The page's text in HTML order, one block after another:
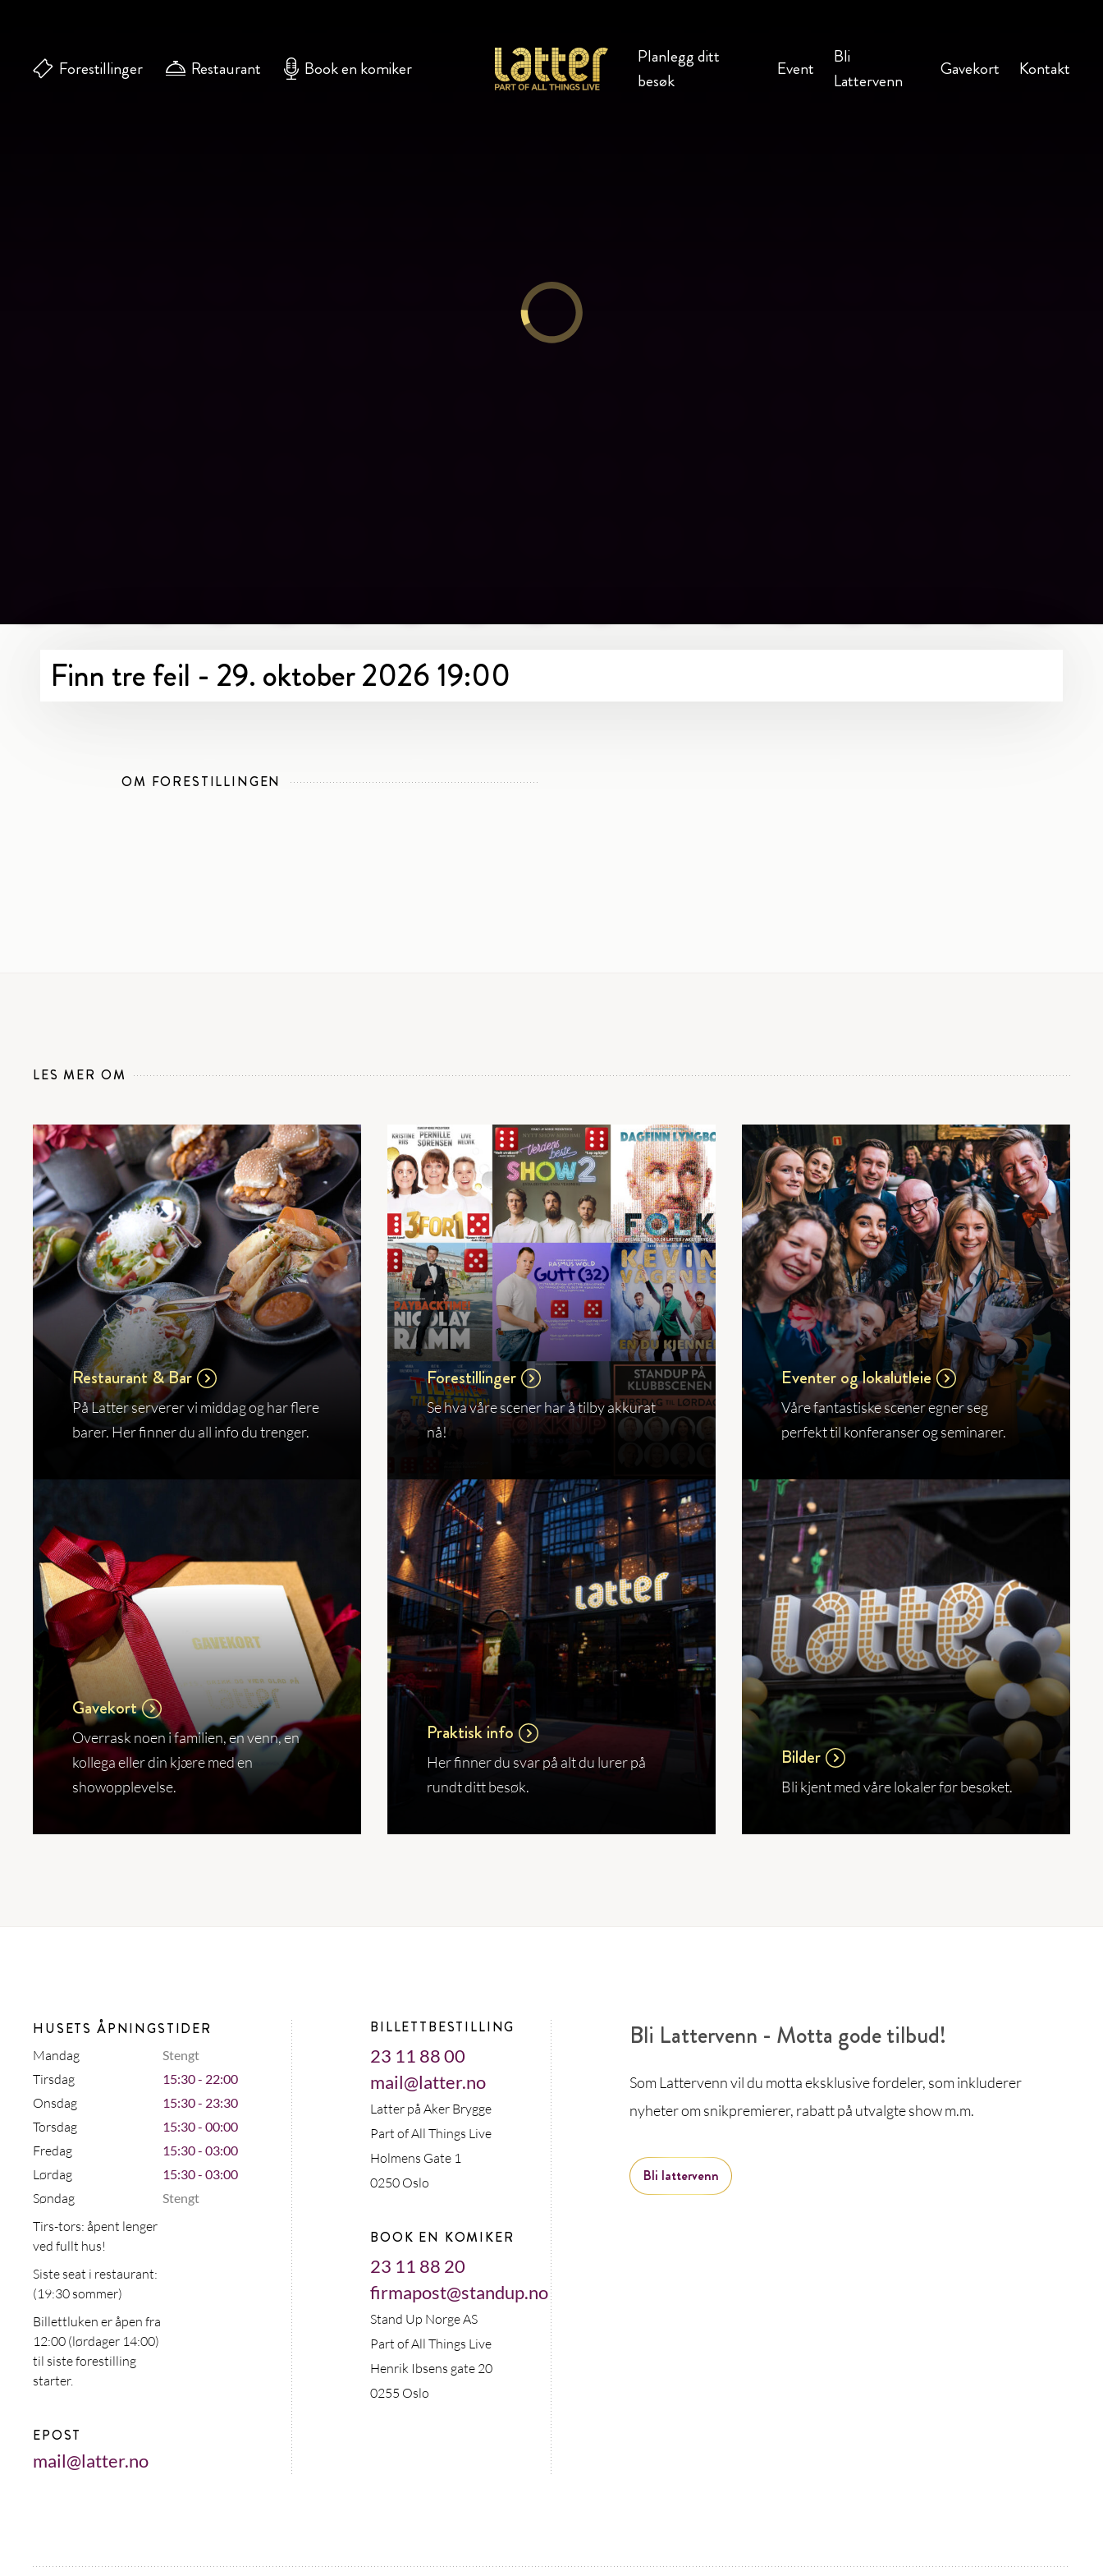
Forestillinger Restaurant Book en komiker
Planlegg ditt
besøk
Event
Bli
Lattervenn
Gavekort Kontakt
Finn tre feil - 29. oktober 2026 19:00
OM FORESTILLINGEN
LES MER OM
Restaurant & Bar
På Latter serverer vi middag og har flere
barer. Her finner du all info du trenger.
Forestillinger
Se hva våre scener har å tilby akkurat
nå!
Eventer og lokalutleie
Våre fantastiske scener egner seg
perfekt til konferanser og seminarer.
Gavekort
Overrask noen i familien, en venn, en
kollega eller din kjære med en
showopplevelse.
Praktisk info
Her finner du svar på alt du lurer på
rundt ditt besøk.
Bilder
Bli kjent med våre lokaler før besøket.
HUSETS ÅPNINGSTIDER
Mandag Stengt
Tirsdag 15:30 - 22:00
Onsdag 15:30 - 23:30
Torsdag 15:30 - 00:00
Fredag 15:30 - 03:00
Lørdag 15:30 - 03:00
Søndag Stengt
Tirs-tors: åpent lenger
ved fullt hus!
Siste seat i restaurant:
(19:30 sommer)
Billettluken er åpen fra
12:00 (lørdager 14:00)
til siste forestilling
starter.
EPOST
mail@latter.no
BILLETTBESTILLING
23 11 88 00
mail@latter.no
Latter på Aker Brygge
Part of All Things Live
Holmens Gate 1
0250 Oslo
BOOK EN KOMIKER
23 11 88 20
firmapost@standup.no
Stand Up Norge AS
Part of All Things Live
Henrik Ibsens gate 20
0255 Oslo
Bli Lattervenn - Motta gode tilbud!
Som Lattervenn vil du motta eksklusive fordeler, som inkluderer
nyheter om snikpremierer, rabatt på utvalgte show m.m.
Bli lattervenn